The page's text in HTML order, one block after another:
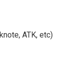
ATK, etc)